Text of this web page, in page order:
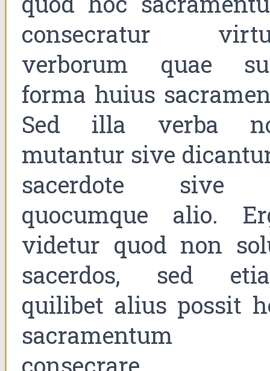
consecratur
verborum quae
forma huius
Sed illa verba
mutantur sive
sacerdote sive
quocumque alio.
videtur quod non
sacerdos, sed
quilibet alius possit
sacramentum